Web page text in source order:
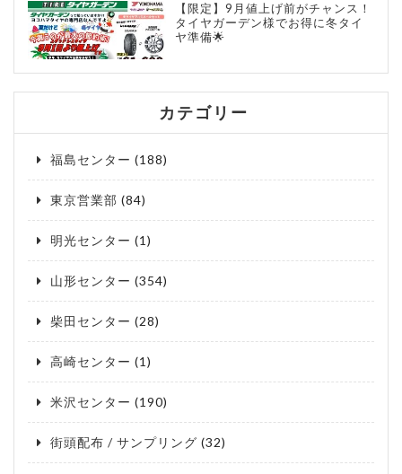
【限定】9月値上げ前がチャンス！
タイヤガーデン様でお得に冬タイ
ヤ準備🌟
カテゴリー
福島センター (188)
東京営業部 (84)
明光センター (1)
山形センター (354)
柴田センター (28)
高崎センター (1)
米沢センター (190)
街頭配布 / サンプリング (32)